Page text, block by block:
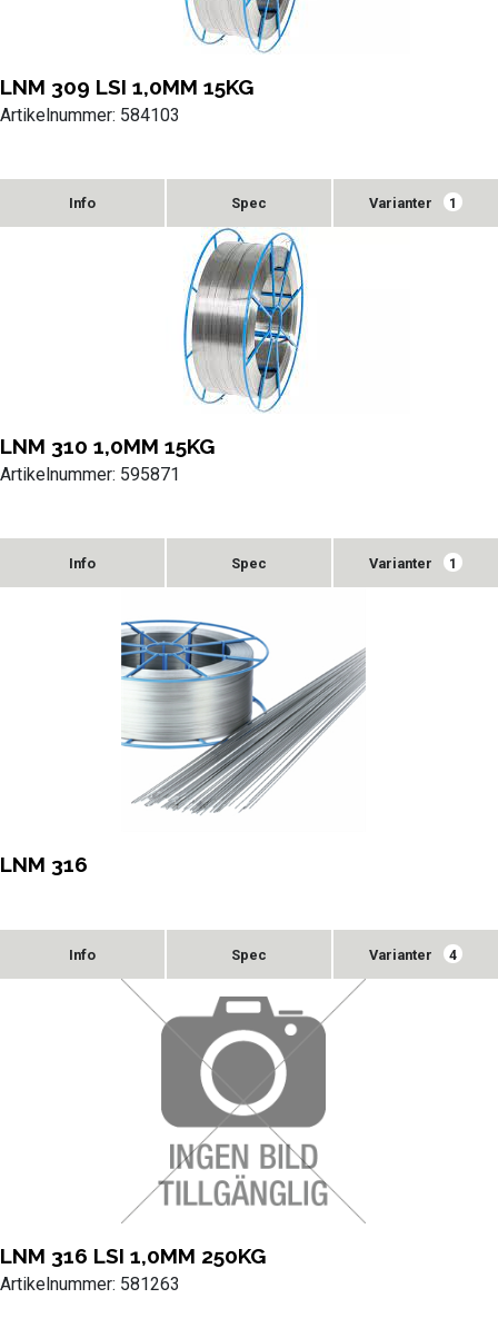
LNM 309 LSI 1,0MM 15KG
Artikelnummer: 584103
Varianter 1
LNM 310 1,0MM 15KG
Artikelnummer: 595871
Varianter 1
LNM 316
Varianter 4
LNM 316 LSI 1,0MM 250KG
Artikelnummer: 581263